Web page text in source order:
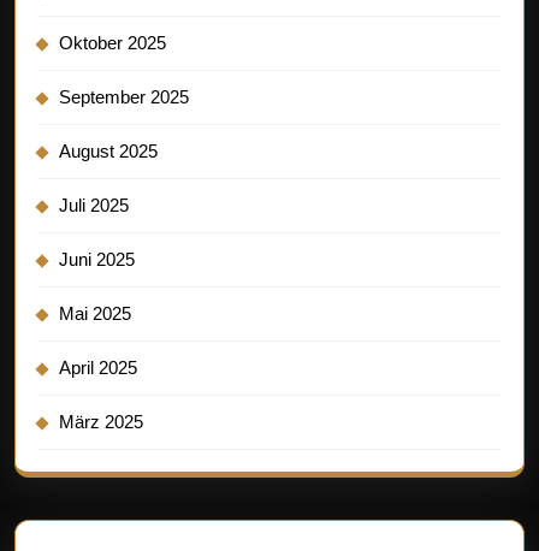
Oktober 2025
September 2025
August 2025
Juli 2025
Juni 2025
Mai 2025
April 2025
März 2025